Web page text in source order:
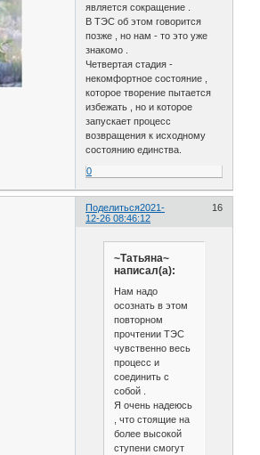
является сокращение .
В ТЭС об этом говорится
позже , но нам - то это уже
знакомо .
Четвертая стадия -
некомфортное состояние ,
которое творение пытается
избежать , но и которое
запускает процесс
возвращения к исходному
состоянию единства.
0
Поделиться 16
2021-
12-26 08:46:12
~Татьяна~
написал(а):
Нам надо
осознать в этом
повторном
прочтении ТЭС
чувственно весь
процесс и
соединить с
собой .
Я очень надеюсь
, что стоящие на
более высокой
ступени смогут